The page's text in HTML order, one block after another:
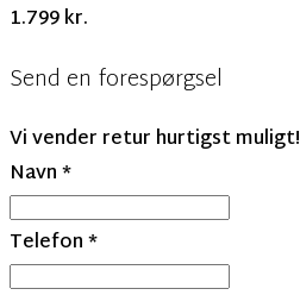
1.799kr.
Send en forespørgsel
Vi vender retur hurtigst muligt!
Navn*
Telefon*